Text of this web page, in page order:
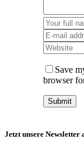
Save
browser
Jetzt unsere Newsletter